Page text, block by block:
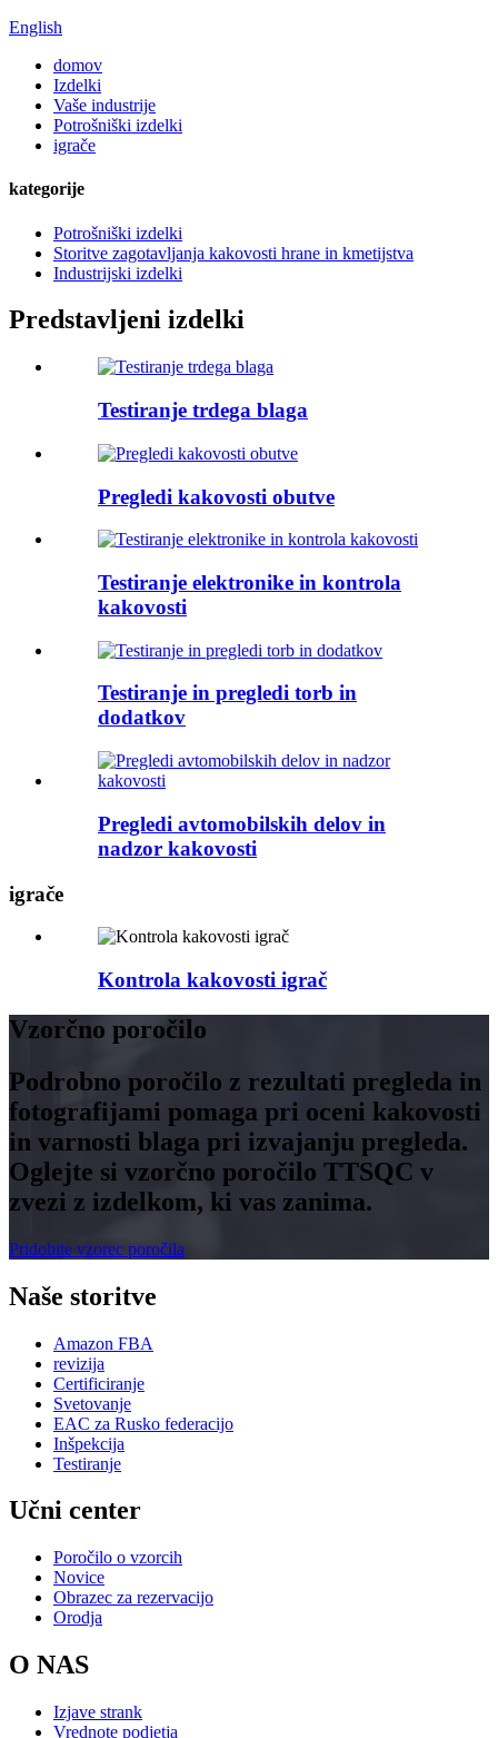
English
domov
Izdelki
Vaše industrije
Potrošniški izdelki
igrače
kategorije
Potrošniški izdelki
Storitve zagotavljanja kakovosti hrane in kmetijstva
Industrijski izdelki
Predstavljeni izdelki
Testiranje trdega blaga
Pregledi kakovosti obutve
Testiranje elektronike in kontrola
kakovosti
Testiranje in pregledi torb in
dodatkov
Pregledi avtomobilskih delov in
nadzor kakovosti
igrače
Kontrola kakovosti igrač
Vzorčno poročilo
Podrobno poročilo z rezultati pregleda in
fotografijami pomaga pri oceni kakovosti
in varnosti blaga pri izvajanju pregleda.
Oglejte si vzorčno poročilo TTSQC v
zvezi z izdelkom, ki vas zanima.
Pridobite vzorec poročila
Naše storitve
Amazon FBA
revizija
Certificiranje
Svetovanje
EAC za Rusko federacijo
Inšpekcija
Testiranje
Učni center
Poročilo o vzorcih
Novice
Obrazec za rezervacijo
Orodja
O NAS
Izjave strank
Vrednote podjetja